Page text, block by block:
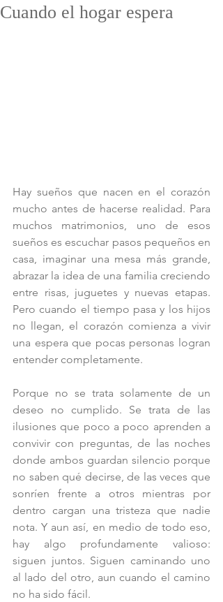
Cuando el hogar espera
Hay sueños que nacen en el corazón
mucho antes de hacerse realidad. Para
muchos matrimonios, uno de esos
sueños es escuchar pasos pequeños en
casa, imaginar una mesa más grande,
abrazar la idea de una familia creciendo
entre risas, juguetes y nuevas etapas.
Pero cuando el tiempo pasa y los hijos
no llegan, el corazón comienza a vivir
una espera que pocas personas logran
entender completamente.
Porque no se trata solamente de un
deseo no cumplido. Se trata de las
ilusiones que poco a poco aprenden a
convivir con preguntas, de las noches
donde ambos guardan silencio porque
no saben qué decirse, de las veces que
sonríen frente a otros mientras por
dentro cargan una tristeza que nadie
nota. Y aun así, en medio de todo eso,
hay algo profundamente valioso:
siguen juntos. Siguen caminando uno
al lado del otro, aun cuando el camino
no ha sido fácil.